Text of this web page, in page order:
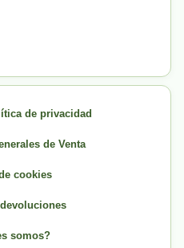
de privacidad
de Venta
cookies
somos?